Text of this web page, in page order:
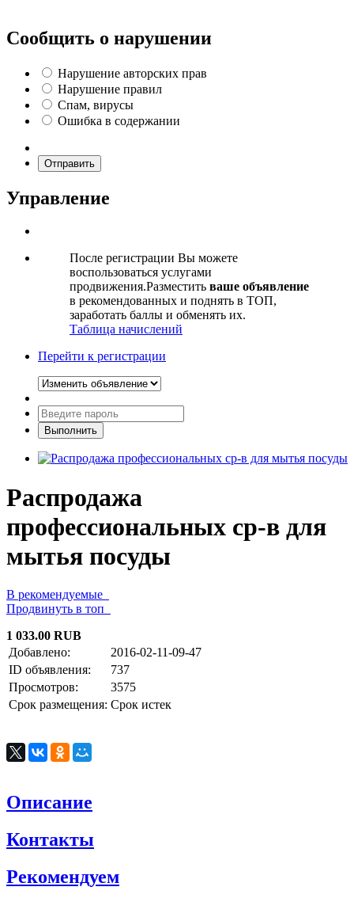
Сообщить о нарушении
Нарушение авторских прав
Нарушение правил
Спам, вирусы
Ошибка в содержании
Отправить
Управление
После регистрации Вы можете
воспользоваться услугами
продвижения.Разместить ваше объявление
в рекомендованных и поднять в ТОП,
заработать баллы и обменять их.
Таблица начислений
Перейти к регистрации
Распродажа
профессиональных ср-в для
мытья посуды
В рекомендуемые
Продвинуть в топ
1 033.00 RUB
Добавлено:
2016-02-11-09-47
ID объявления:
737
Просмотров:
3575
Срок размещения: Срок истек
Описание
Контакты
Рекомендуем